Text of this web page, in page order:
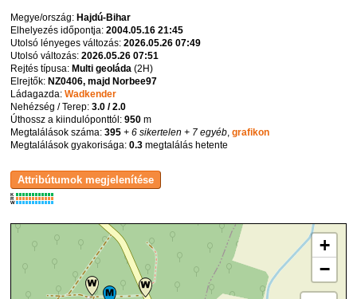
Megye/ország: Hajdú-Bihar
Elhelyezés időpontja:2004.05.16 21:45
Utolsó lényeges változás:2026.05.26 07:49
Utolsó változás:2026.05.26 07:51
Rejtés típusa: Multi geoláda (2H)
Elrejtők: NZ0406, majd Norbee97
Ládagazda:Wadkender
Nehézség / Terep:3.0 / 2.0
Úthossz a kiindulóponttól:950 m
Megtalálások száma:395 + 6 sikertelen + 7 egyéb,grafikon
Megtalálások gyakorisága:0.3 megtalálás hetente
K
R
W
+
−